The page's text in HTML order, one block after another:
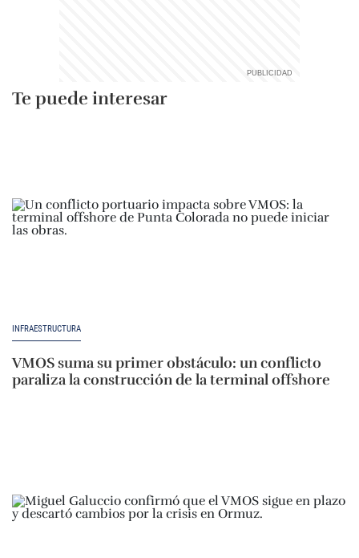
Te puede interesar
INFRAESTRUCTURA
VMOS suma su primer obstáculo: un conflicto
paraliza la construcción de la terminal offshore